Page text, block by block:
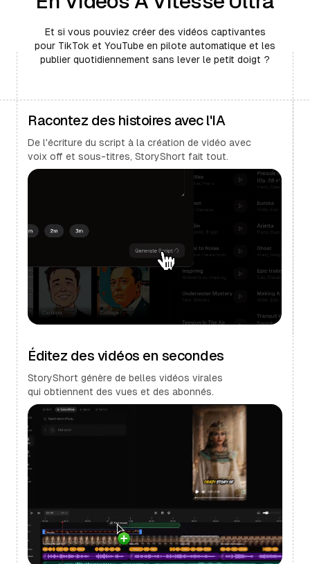
Et si vous pouviez créer des vidéos captivantes
pour TikTok et YouTube en pilote automatique et les
publier quotidiennement sans lever le petit doigt ?
Racontez des histoires avec l'IA
De l'écriture du script à la création de vidéo avec
voix off et sous-titres, StoryShort fait tout.
Éditez des vidéos en secondes
StoryShort génère de belles vidéos virales
qui obtiennent des vues et des abonnés.